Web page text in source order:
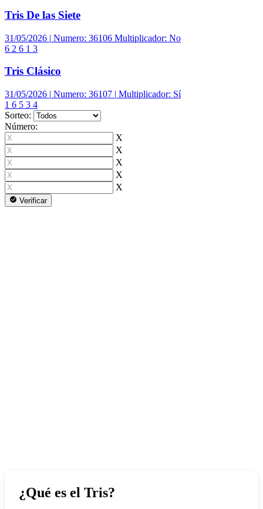
Tris De las Siete
31/05/2026 | Numero: 36106 Multiplicador: No
6 2 6 1 3
Tris Clásico
31/05/2026 | Numero: 36107 | Multiplicador: Sí
1 6 5 3 4
Sorteo:
Número:
X
X
X
X
X
Verificar
¿Qué es el Tris?